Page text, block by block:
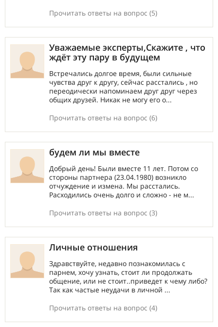
Прочитать ответы на вопрос (5)
Уважаемые эксперты,Скажите , что
ждёт эту пару в будущем
Встречались долгое время, были сильные
чувства друг к другу, сейчас расстались , но
переодически напоминаем друг друг через
общих друзей. Никак не могу его о...
Прочитать ответы на вопрос (6)
будем ли мы вместе
Добрый день! Были вместе 11 лет. Потом со
стороны партнера (23.04.1980) возникло
отчуждение и измена. Мы расстались.
Расходились очень долго и сложно - не м...
Прочитать ответы на вопрос (3)
Личные отношения
Здравствуйте, недавно познакомилась с
парнем, хочу узнать, стоит ли продолжать
общение, или не стоит..приведет к чему либо?
Так как частые неудачи в личной ...
Прочитать ответы на вопрос (4)